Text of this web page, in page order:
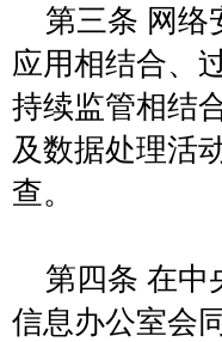
第三条 网络
应用相结合、
持续监管相结
及数据处理活
查。
第四条 在中
信息办公室会